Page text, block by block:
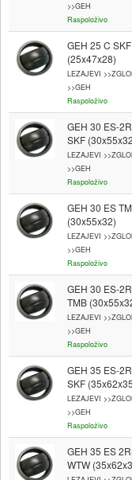
>>GEH
Raspoloživo
GEH 25 C SKF
(25x47x28)
LEZAJEVI
>>GEH
Raspoloživo
GEH 30 ES-
SKF
LEZAJEVI
>>GEH
Raspoloživo
GEH 30 ES
(30x55x32)
LEZAJEVI
>>GEH
Raspoloživo
GEH 30 ES-
TMB
LEZAJEVI
>>GEH
Raspoloživo
GEH 35 ES-
SKF
LEZAJEVI
>>GEH
Raspoloživo
GEH 35 ES
WTW